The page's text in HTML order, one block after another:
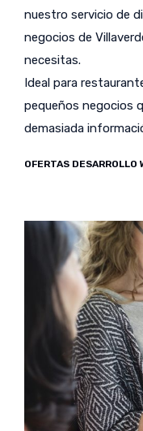
nuestro servicio de
negocios de
necesitas.
Ideal para
pequeños negocios
demasiada
OFERTAS DESARROLLO